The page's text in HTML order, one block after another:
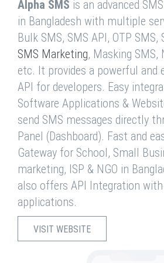
Alpha SMS is an advanced
in Bangladesh with multiple
Bulk SMS, SMS API, OTP SMS,
SMS Marketing, Masking SMS,
etc. It provides a powerful and
API for developers. Easy
Software Applications &
send SMS messages directly
Panel (Dashboard). Fast and
Gateway for School, Small
marketing, ISP & NGO in
also offers API Integration
applications.
VISIT WEBSITE